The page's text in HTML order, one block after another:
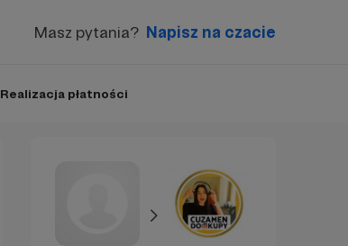
Masz pytania? Napisz na czacie
Realizacja płatności